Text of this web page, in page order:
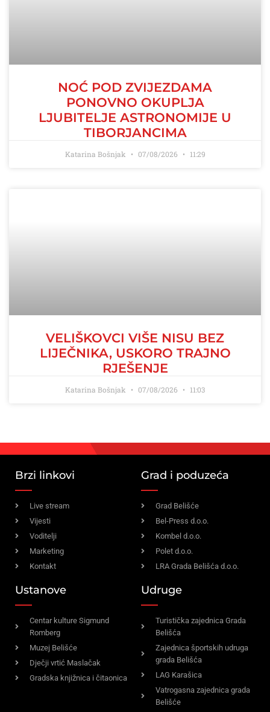
NOĆ POD ZVIJEZDAMA
PONOVNO OKUPLJA
LJUBITELJE ASTRONOMIJE U
TIBORJANCIMA
Katarina Bošnjak 07/08/2026 11:29
VELIŠKOVCI VIŠE NISU BEZ
LIJEČNIKA, USKORO TRAJNO
RJEŠENJE
Katarina Bošnjak 07/08/2026 11:03
Brzi linkovi
Live stream
Vijesti
Voditelji
Marketing
Kontakt
Grad i poduzeća
Grad Belišće
Bel-Press d.o.o.
Kombel d.o.o.
Polet d.o.o.
LRA Grada Belišća d.o.o.
Ustanove
Centar kulture Sigmund
Romberg
Muzej Belišće
Dječji vrtić Maslačak
Gradska knjižnica i čitaonica
Udruge
Turistička zajednica Grada
Belišća
Zajednica športskih udruga
grada Belišća
LAG Karašica
Vatrogasna zajednica grada
Belišće